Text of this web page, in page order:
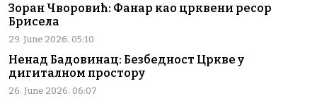
Зоран Чворовић: Фанар као црквени ресор
Брисела
29. June 2026. 05:10
Ненад Бадовинац: Безбедност Цркве у
дигиталном простору
26. June 2026. 06:07